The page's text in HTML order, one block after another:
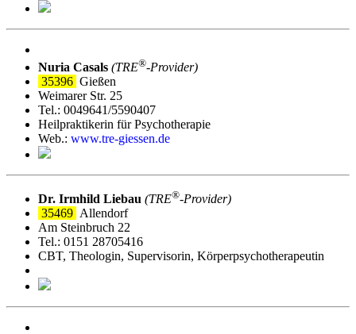
Nuria Casals (TRE®‑Provider)
35396 Gießen
Weimarer Str. 25
Tel.: 0049641/5590407
Heilpraktikerin für Psychotherapie
Web.: www.tre-giessen.de
Dr. Irmhild Liebau (TRE®‑Provider)
35469 Allendorf
Am Steinbruch 22
Tel.: 0151 28705416
CBT, Theologin, Supervisorin, Körperpsychotherapeutin